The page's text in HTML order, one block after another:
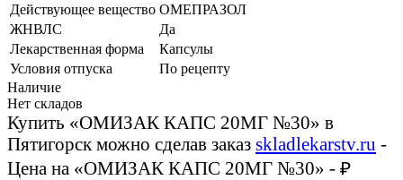
Действующее вещество ОМЕПРАЗОЛ
ЖНВЛС
Да
Лекарственная форма
Капсулы
Условия отпуска
По рецепту
Наличие
Нет складов
Купить «ОМИЗАК КАПС 20МГ №30» в
Пятигорск можно сделав заказ skladlekarstv.ru -
Цена на «ОМИЗАК КАПС 20МГ №30» - ₽